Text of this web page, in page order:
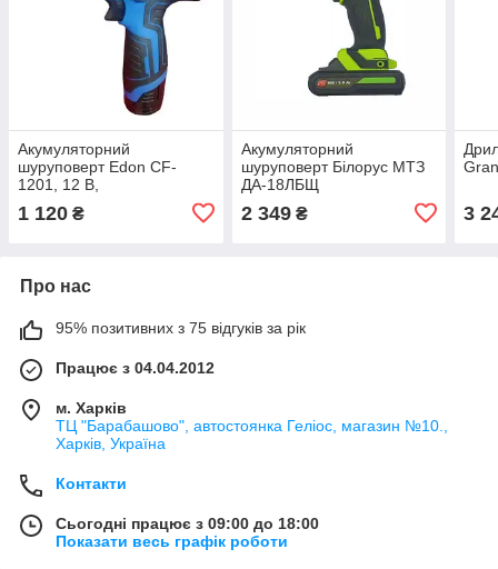
Акумуляторний
шуруповерт Edon CF-
1201, 12 В,
1 120 ₴
Акумуляторний
шуруповерт Білорус МТЗ
ДА-18ЛБЩ
2 349₴ 3
Про нас
95% позитивних з 75 відгуків за рік
Працює з 04.04.2012
м. Харків
ТЦ "Барабашово", автостоянка Геліос, магазин №10.,
Харків, Україна
Контакти
Сьогодні працює з 09:00 до 18:00
Показати весь графік роботи